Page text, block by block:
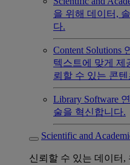
을 위해 데이터,
다.
Content Solutions
텍스트에 맞게 제
뢰할 수 있는 콘텐
Library Software
술을 혁신합니다.
Scientific and
신뢰할 수 있는 데이터,